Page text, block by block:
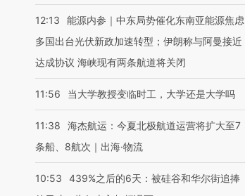
12:13
能源内参｜中东局势催化东南亚能源焦虑
多国出台光伏新政加速转型；伊朗称与阿曼接近
达成协议 海峡现有两条航道将关闭
11:56 当大学教授变临时工，大学还是大学吗
11:38
海杰航运：今夏北极航道运营将扩大至7
条船、8航次｜出海·物流
10:53
439%之后的6天：被硅谷和华尔街追捧